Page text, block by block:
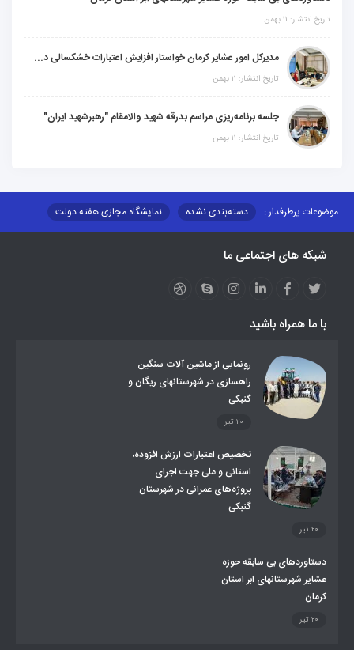
تاریخ انتشار: ۱۱ بهمن
مدیرکل امور عشایر کرمان خواستار افزایش اعتبارات خشکسالی در سال جدید شد
تاریخ انتشار: ۱۱ بهمن
جلسه برنامه‌ریزی مراسم بدرقه شهید والامقام "رهبرشهید ایران"
تاریخ انتشار: ۱۱ بهمن
موضوعات پرطرفدار : دسته‌بندی نشده
نمایشگاه مجازی هفته دولت
مزایدات و مناقصات
محتوای کانون توسعه
عملکردها
عشایر استان
طرح و برنامه
روند ساماندهی عشایر داوطلب اسکان
تشکیلات اداری
شبکه های اجتماعی ما
با ما همراه باشید
رونمایی از ماشین آلات سنگین
راهسازی در شهرستانهای ریگان و
گنبکی
۲۰ تیر
تخصیص اعتبارات ارزش افزوده،
استانی و ملی جهت اجرای
پروژه‌های عمرانی در شهرستان
گنبکی
۲۰ تیر
دستاوردهای بی سابقه حوزه
عشایر شهرستانهای ابر استان
کرمان
۲۰ تیر